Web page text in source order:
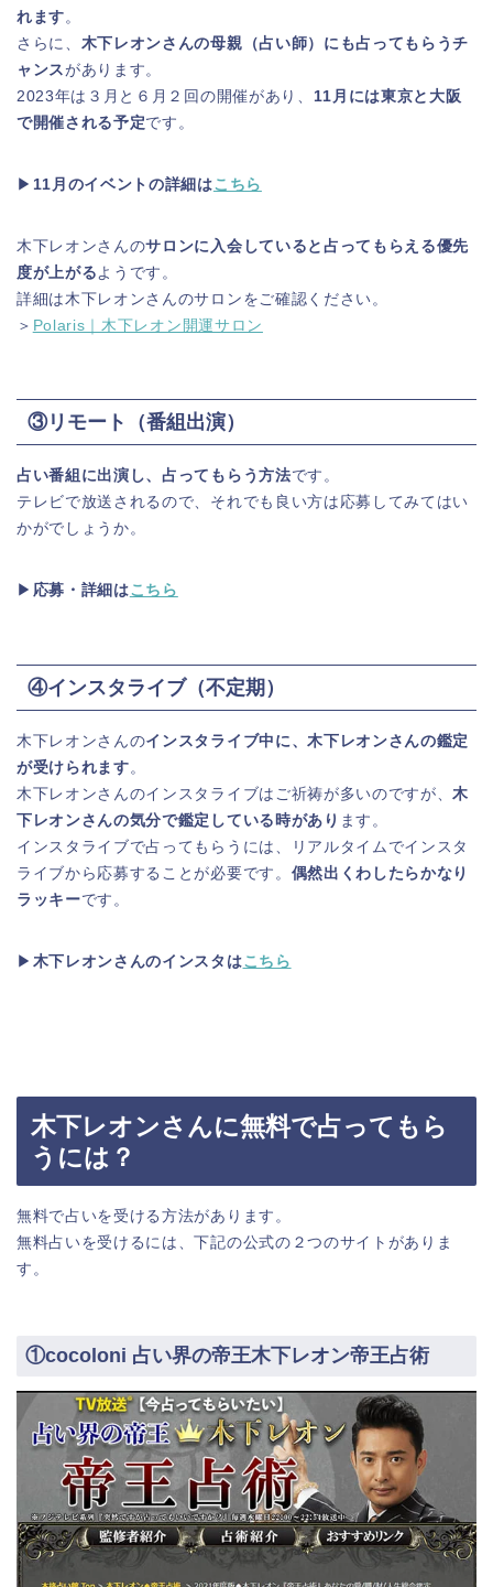
れます 。
さらに、 木下レオンさんの母親（占い師）にも占ってもらうチ
ャンスがあります。
2023年は３月と６月２回の開催があり、 11月には東京と大阪
で開催される予定です。
▶ 11月のイベントの詳細はこちら
木下レオンさんのサロンに入会していると占ってもらえる優先
度が上がる ようです。
詳細は木下レオンさんのサロンをご確認ください。
＞ Polaris｜木下レオン開運サロン
③リモート（番組出演）
占い番組に出演し、占ってもらう方法です。
テレビで放送されるので、それでも良い方は応募してみてはい
かがでしょうか。
▶ 応募・詳細はこちら
④インスタライブ（不定期）
木下レオンさんのインスタライブ中に、木下レオンさんの鑑定
が受けられます 。
木下レオンさんのインスタライブはご祈祷が多いのですが、木
下レオンさんの気分で鑑定している時があり ます。
インスタライブで占ってもらうには、リアルタイムでインスタ
ライブから応募することが必要です。 偶然出くわしたらかなり
ラッキーです。
▶ 木下レオンさんのインスタはこちら
木下レオンさんに無料で占ってもら
うには？
無料で占いを受ける方法があります。
無料占いを受けるには、下記の公式の２つのサイトがありま
す。
①cocoloni 占い界の帝王木下レオン帝王占術